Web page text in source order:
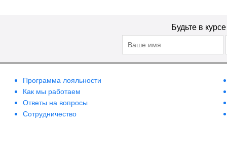
Будьте в
Программа лояльности
Как мы работаем
Ответы на вопросы
Сотрудничество